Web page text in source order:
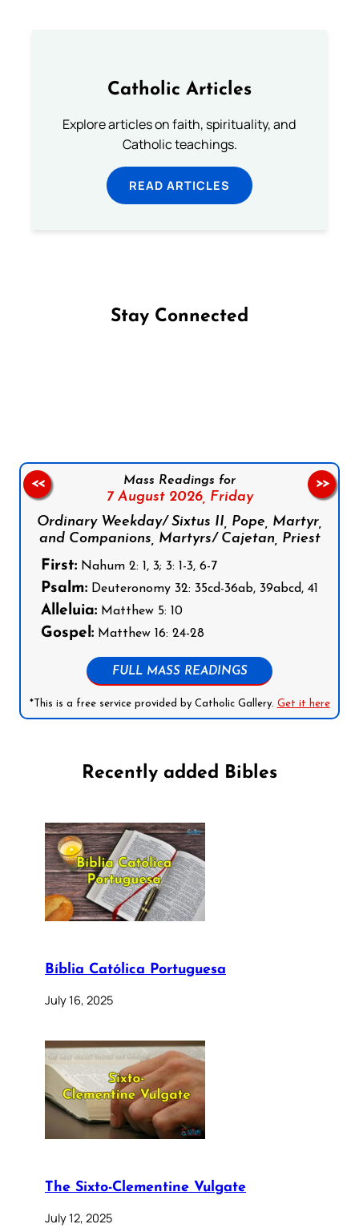
Catholic Articles
Explore articles on faith, spirituality, and
Catholic teachings.
READ ARTICLES
Stay Connected
Mass Readings for
7 August 2026, Friday
Ordinary Weekday/ Sixtus II, Pope, Martyr,
and Companions, Martyrs/ Cajetan, Priest
First: Nahum 2: 1, 3; 3: 1-3, 6-7
Psalm: Deuteronomy 32: 35cd-36ab, 39abcd, 41
Alleluia: Matthew 5: 10
Gospel: Matthew 16: 24-28
FULL MASS READINGS
*This is a free service provided by Catholic Gallery. Get it here
<< >>
Recently added Bibles
Bíblia Católica Portuguesa
July 16, 2025
The Sixto-Clementine Vulgate
July 12, 2025